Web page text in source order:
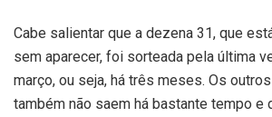
Cabe salientar que a dezena 31, que
sem aparecer, foi sorteada pela última
março, ou seja, há três meses. Os
também não saem há bastante tempo e